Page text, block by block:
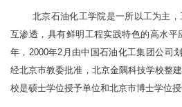
北京石油化工学院是一所以工为主
互渗透，具有鲜明工程实践特色的高水平
年，2000年2月由中国石油化工集团公司
经北京市教委批准，北京金隅科技学校整
校是硕士学位授予单位和北京市博士学位授